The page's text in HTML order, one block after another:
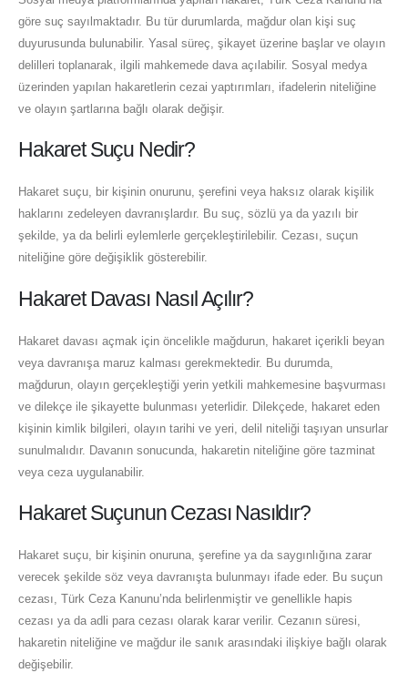
göre suç sayılmaktadır. Bu tür durumlarda, mağdur olan kişi suç
duyurusunda bulunabilir. Yasal süreç, şikayet üzerine başlar ve olayın
delilleri toplanarak, ilgili mahkemede dava açılabilir. Sosyal medya
üzerinden yapılan hakaretlerin cezai yaptırımları, ifadelerin niteliğine
ve olayın şartlarına bağlı olarak değişir.
Hakaret Suçu Nedir?
Hakaret suçu, bir kişinin onurunu, şerefini veya haksız olarak kişilik
haklarını zedeleyen davranışlardır. Bu suç, sözlü ya da yazılı bir
şekilde, ya da belirli eylemlerle gerçekleştirilebilir. Cezası, suçun
niteliğine göre değişiklik gösterebilir.
Hakaret Davası Nasıl Açılır?
Hakaret davası açmak için öncelikle mağdurun, hakaret içerikli beyan
veya davranışa maruz kalması gerekmektedir. Bu durumda,
mağdurun, olayın gerçekleştiği yerin yetkili mahkemesine başvurması
ve dilekçe ile şikayette bulunması yeterlidir. Dilekçede, hakaret eden
kişinin kimlik bilgileri, olayın tarihi ve yeri, delil niteliği taşıyan unsurlar
sunulmalıdır. Davanın sonucunda, hakaretin niteliğine göre tazminat
veya ceza uygulanabilir.
Hakaret Suçunun Cezası Nasıldır?
Hakaret suçu, bir kişinin onuruna, şerefine ya da saygınlığına zarar
verecek şekilde söz veya davranışta bulunmayı ifade eder. Bu suçun
cezası, Türk Ceza Kanunu’nda belirlenmiştir ve genellikle hapis
cezası ya da adli para cezası olarak karar verilir. Cezanın süresi,
hakaretin niteliğine ve mağdur ile sanık arasındaki ilişkiye bağlı olarak
değişebilir.